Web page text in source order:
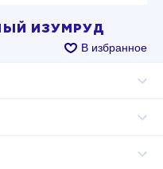
ИЗУМРУД
В избранное